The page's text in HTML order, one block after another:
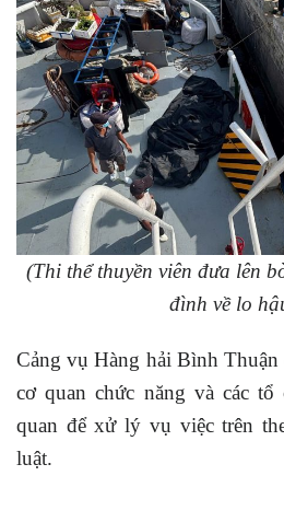
(Thi thể thuyền viên đưa lên
đình về lo
Cảng vụ Hàng hải Bình
cơ quan chức năng và các tổ
quan để xử lý vụ việc trên
luật.